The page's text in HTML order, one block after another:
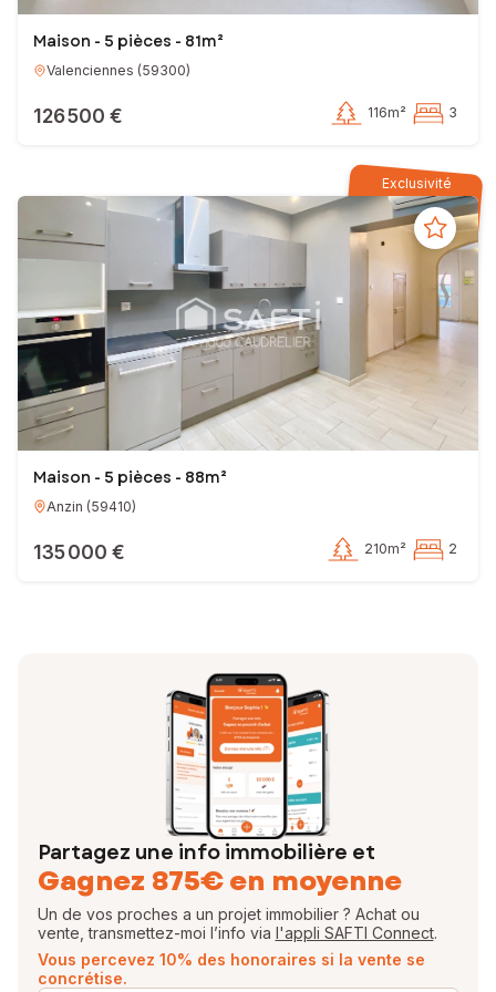
Maison - 5 pièces - 81m²
Valenciennes (59300)
126 500 € 116m² 3
Exclusivité
Maison - 5 pièces - 88m²
Anzin (59410)
135 000 € 210m² 2
Partagez une info immobilière et
Gagnez 875€ en moyenne
Un de vos proches a un projet immobilier ? Achat ou
vente, transmettez-moi l’info via l'appli SAFTI Connect.
Vous percevez 10% des honoraires si la vente se
concrétise.